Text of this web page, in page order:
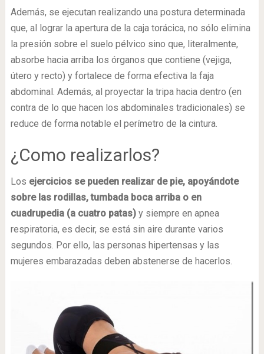
Además, se ejecutan realizando una postura determinada
que, al lograr la apertura de la caja torácica, no sólo elimina
la presión sobre el suelo pélvico sino que, literalmente,
absorbe hacia arriba los órganos que contiene (vejiga,
útero y recto) y fortalece de forma efectiva la faja
abdominal. Además, al proyectar la tripa hacia dentro (en
contra de lo que hacen los abdominales tradicionales) se
reduce de forma notable el perímetro de la cintura.
¿Como realizarlos?
Los ejercicios se pueden realizar de pie, apoyándote
sobre las rodillas, tumbada boca arriba o en
cuadrupedia (a cuatro patas)y siempre en apnea
respiratoria, es decir, se está sin aire durante varios
segundos. Por ello, las personas hipertensas y las
mujeres embarazadas deben abstenerse de hacerlos.